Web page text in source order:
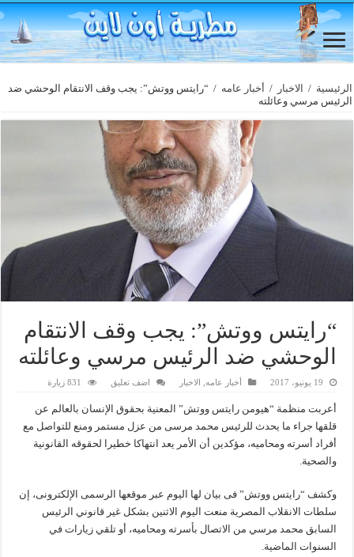
الرئيسية / الاخبار / أخبار عامه / “رايتس ووتش”: يجب وقف الانتقام الوحشي ضد
الرئيس مرسي وعائلته
“رايتس ووتش”: يجب وقف الانتقام
الوحشي ضد الرئيس مرسي وعائلته
19 يونيو، 2017 أخبار عامه, الاخبار اضف تعليق 831 زيارة
أعربت منظمة “هيومن رايتس ووتش” المعنية بحقوق الإنسان بالعالم عن
قلقها جراء ما يحدث للرئيس محمد مرسى من عزل مستمر ومنع للتواصل مع
أفراد أسرته ومحاميه، مؤكدين أن الأمر يعد انتهاكا خطيرا لحقوقه القانونية
والصحية.
وكشف “رايتس ووتش” فى بيان لها اليوم عبر موقعها الرسمى الإلكترونى، إن
سلطات الانقلاب المصرية منعت اليوم الاثنين بشكل غير قانوني الرئيس
السابق محمد مرسي من الاتصال بأسرته ومحاميه، أو تلقي زيارات في
السنوات الماضية.